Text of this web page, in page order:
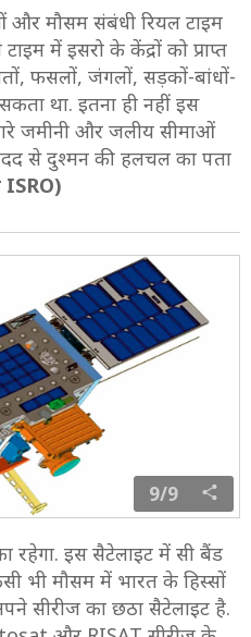
और मौसम संबंधी रियल टाइम
में इसरो के केंद्रों को प्राप्त
फसलों, जंगलों, सड़कों-बांधों-
था. इतना ही नहीं इस
जमीनी और जलीय सीमाओं
से दुश्मन की हलचल का पता
ISRO)
9/9
रहेगा. इस सैटेलाइट में सी बैंड
भी मौसम में भारत के हिस्सों
सीरीज का छठा सैटेलाइट है.